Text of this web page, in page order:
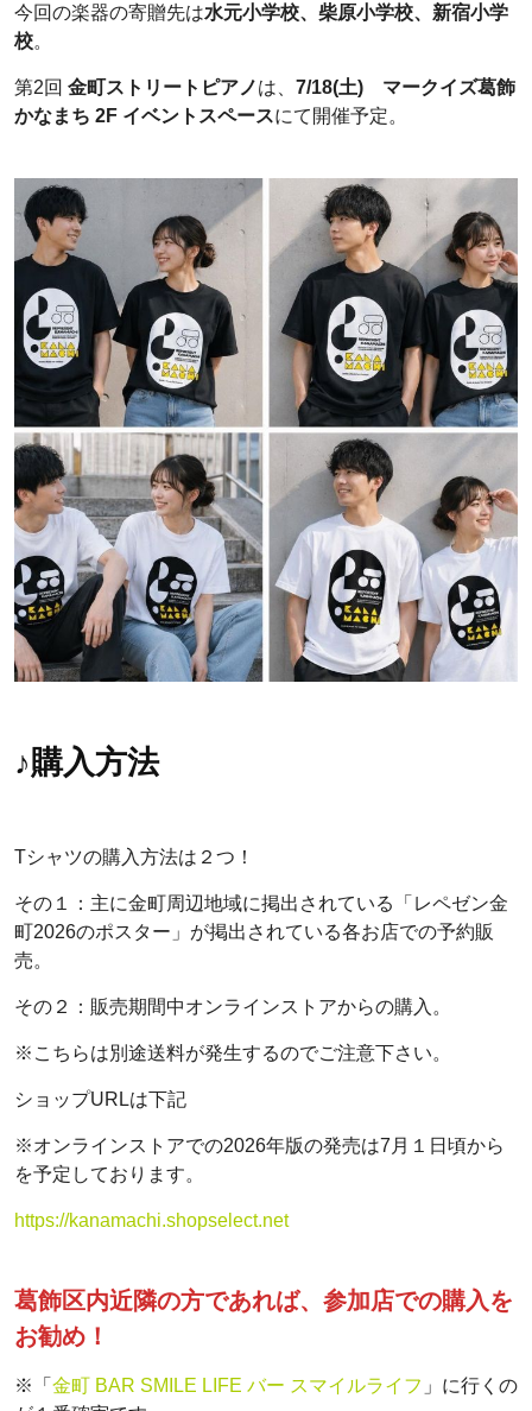
今回の楽器の寄贈先は水元小学校、柴原小学校、新宿小学
校。
第2回 金町ストリートピアノは、 7/18(土) マークイズ葛飾
かなまち 2F イベントスペースにて開催予定。
♪購入方法
Tシャツの購入方法は２つ！
その１：主に金町周辺地域に掲出されている「レペゼン金
町2026のポスター」が掲出されている各お店での予約販
売。
その２：販売期間中オンラインストアからの購入。
※こちらは別途送料が発生するのでご注意下さい。
ショップURLは下記
※オンラインストアでの2026年版の発売は7月１日頃から
を予定しております。
https://kanamachi.shopselect.net
葛飾区内近隣の方であれば、参加店での購入を
お勧め！
※「 金町 BAR SMILE LIFE バー スマイルライフ 」に行くの